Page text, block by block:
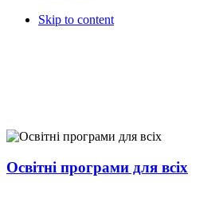
Skip to content
Освітні програми для всіх